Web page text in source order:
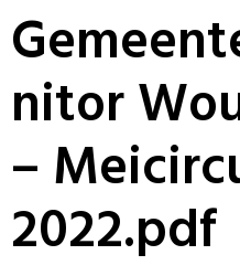
nitor
–
2022.pdf